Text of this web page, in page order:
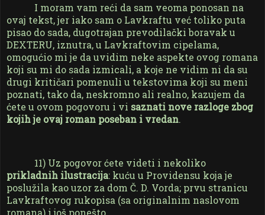
I moram vam reći da sam veoma ponosan na
ovaj tekst, jer iako sam o Lavkraftu već toliko puta
pisao do sada, dugotrajan prevodilački boravak u
DEXTERU, iznutra, u Lavkraftovim cipelama,
omogućio mi je da uvidim neke aspekte ovog romana
koji su mi do sada izmicali, a koje ne vidim ni da su
drugi kritičari pomenuli u tekstovima koji su meni
poznati, tako da, neskromno ali realno, kazujem da
ćete u ovom pogovoru i vi saznati nove razloge zbog
kojih je ovaj roman poseban i vredan.
11) Uz pogovor ćete videti i nekoliko
prikladnih ilustracija: kuću u Providensu koja je
poslužila kao uzor za dom Č. D. Vorda; prvu stranicu
Lavkraftovog rukopisa (sa originalnim naslovom
romana) i još ponešto.